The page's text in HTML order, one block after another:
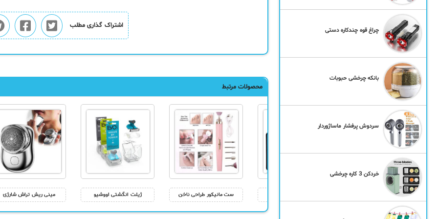
اشتراک گذاری مطلب
محصولات مرتبط
مینی ریش تراش شارژی ژیلت انگشتی اووشیو ست مانیکور طراحی ناخن تراکشن بادی گردن
چراغ قوه چندکاره دستی
بانکه چرخشی حبوبات
سردوش پرفشار ماساژوردار
خردکن 3 کاره چرخشی